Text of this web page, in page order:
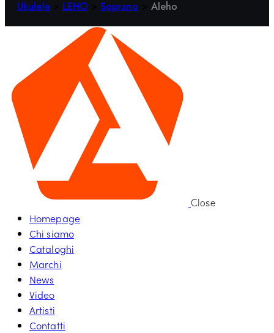
Ukulele LEHO Soprano Aleho
Close
Homepage
Chi siamo
Cataloghi
Marchi
News
Video
Artisti
Contatti